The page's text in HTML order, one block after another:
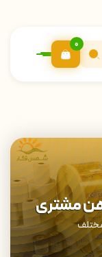
0
مشتری